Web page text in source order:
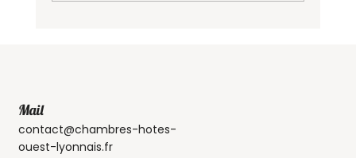
Mail
contact@chambres-hotes-
ouest-lyonnais.fr